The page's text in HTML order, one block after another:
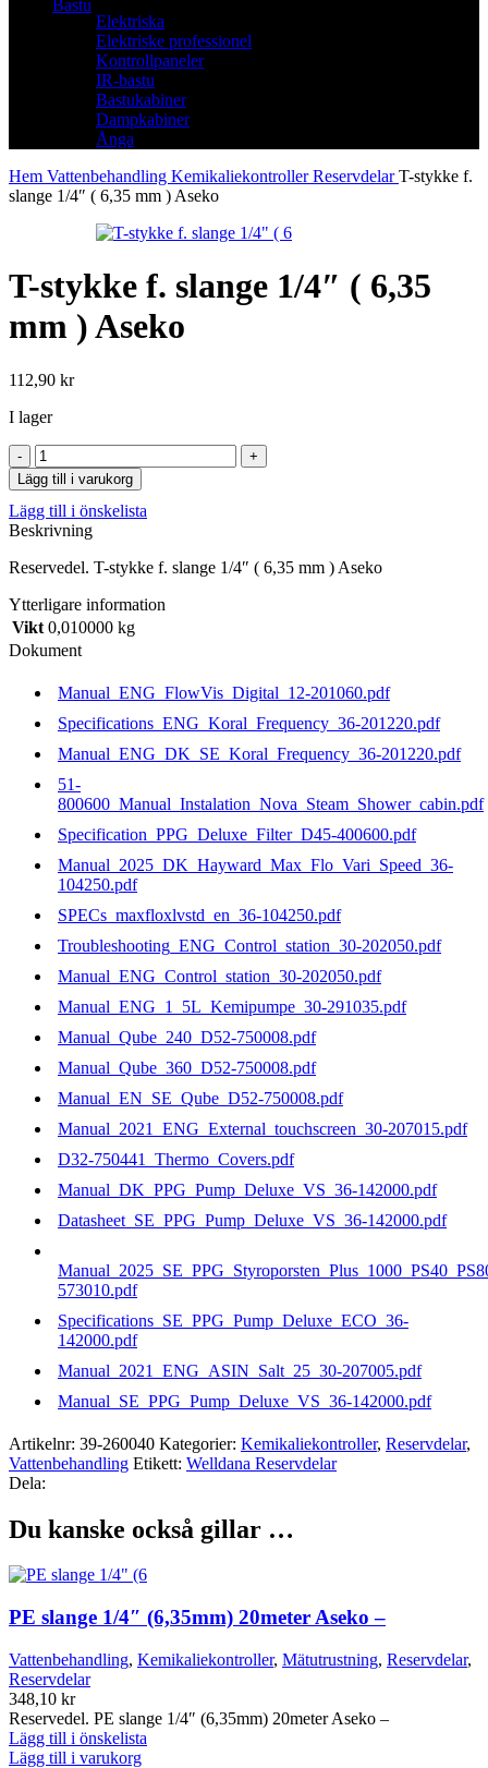
Bastu
Elektriska
Elektriske professionel
Kontrollpaneler
IR-bastu
Bastukabiner
Dampkabiner
Ånga
Hem Vattenbehandling KemikaliekontrollerReservdelarT-stykke f.
slange 1/4″ ( 6,35 mm ) Aseko
T-stykke f. slange 1/4″ ( 6,35
mm ) Aseko
112,90 kr
I lager
T-
stykke
f.
slange
1/4"
6,35
)
Aseko
mängd
Lägg till i varukorg
Lägg till i önskelista
Beskrivning
Reservedel. T-stykke f. slange 1/4″ ( 6,35 mm ) Aseko
Ytterligare information
Vikt 0,010000 kg
Dokument
Manual_ENG_FlowVis_Digital_12-201060.pdf
Specifications_ENG_Koral_Frequency_36-201220.pdf
Manual_ENG_DK_SE_Koral_Frequency_36-201220.pdf
51-
800600_Manual_Instalation_Nova_Steam_Shower_cabin.pdf
Specification_PPG_Deluxe_Filter_D45-400600.pdf
Manual_2025_DK_Hayward_Max_Flo_Vari_Speed_36-
104250.pdf
SPECs_maxfloxlvstd_en_36-104250.pdf
Troubleshooting_ENG_Control_station_30-202050.pdf
Manual_ENG_Control_station_30-202050.pdf
Manual_ENG_1_5L_Kemipumpe_30-291035.pdf
Manual_Qube_240_D52-750008.pdf
Manual_Qube_360_D52-750008.pdf
Manual_EN_SE_Qube_D52-750008.pdf
Manual_2021_ENG_External_touchscreen_30-207015.pdf
D32-750441_Thermo_Covers.pdf
Manual_DK_PPG_Pump_Deluxe_VS_36-142000.pdf
Datasheet_SE_PPG_Pump_Deluxe_VS_36-142000.pdf
573010.pdf
Specifications_SE_PPG_Pump_Deluxe_ECO_36-
142000.pdf
Manual_2021_ENG_ASIN_Salt_25_30-207005.pdf
Manual_SE_PPG_Pump_Deluxe_VS_36-142000.pdf
Artikelnr: 39-260040 Kategorier: Kemikaliekontroller, Reservdelar,
Vattenbehandling Etikett: Welldana Reservdelar
Dela:
Du kanske också gillar …
PE slange 1/4″ (6,35mm) 20meter Aseko –
Vattenbehandling, Kemikaliekontroller, Mätutrustning, Reservdelar,
Reservdelar
348,10 kr
Reservedel. PE slange 1/4″ (6,35mm) 20meter Aseko –
Lägg till i önskelista
Lägg till i varukorg